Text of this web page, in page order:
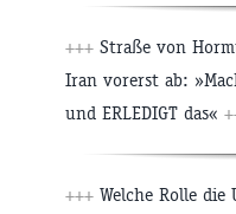
+++ Straße von
Iran vorerst ab:
und ERLEDIGT das«
+++ Welche Rolle